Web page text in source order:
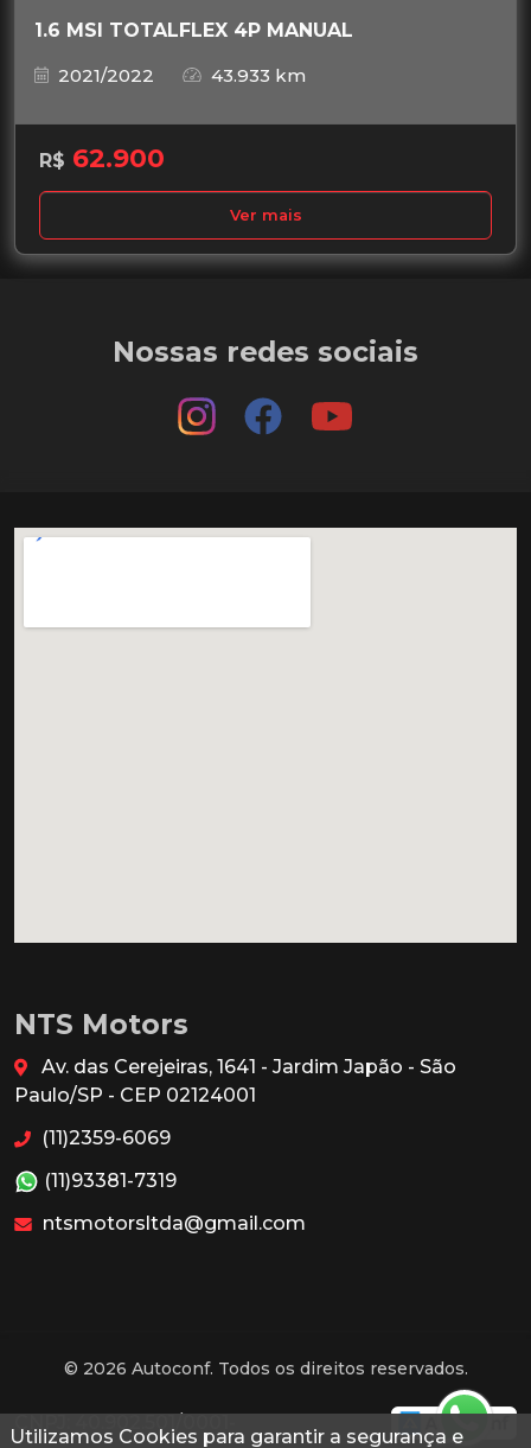
Utilizamos Cookies para garantir a segurança e
1.6 MSI TOTALFLEX 4P MANUAL
2021/2022
43.933 km
R$ 62.900
Ver mais
Nossas redes sociais
NTS Motors
Av. das Cerejeiras, 1641 - Jardim Japão - São
Paulo/SP - CEP 02124001
(11)2359-6069
(11)93381-7319
ntsmotorsltda@gmail.com
© 2026 Autoconf. Todos os direitos reservados.